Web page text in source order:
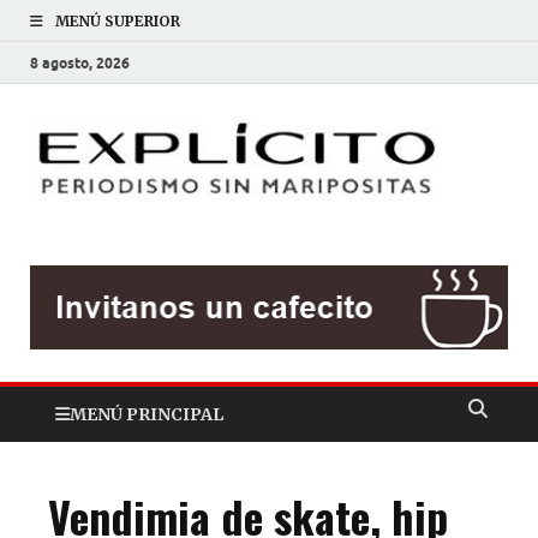
MENÚ SUPERIOR
8 agosto, 2026
MENÚ PRINCIPAL
Vendimia de skate, hip